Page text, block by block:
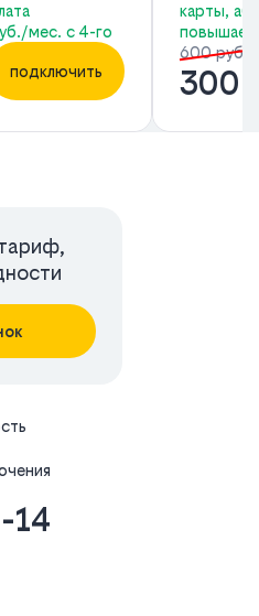
мес. с 4-го
подключить
карты,
600 руб/
300
14